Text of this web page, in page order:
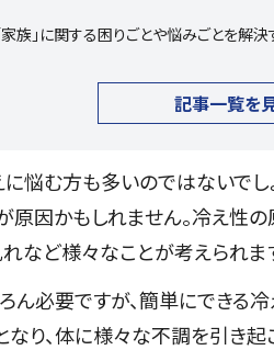
家族」に関する困りごとや悩みごとを
記事一覧を
悩む方も多いのではないで
因かもしれません。冷え性
など様々なことが考えられま
必要ですが、簡単にできる
り、体に様々な不調を引き起